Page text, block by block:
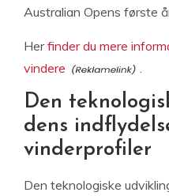
Australian Opens første
Herfinder du mere
vindere
Den
dens
vinderprofiler
Den teknologiske